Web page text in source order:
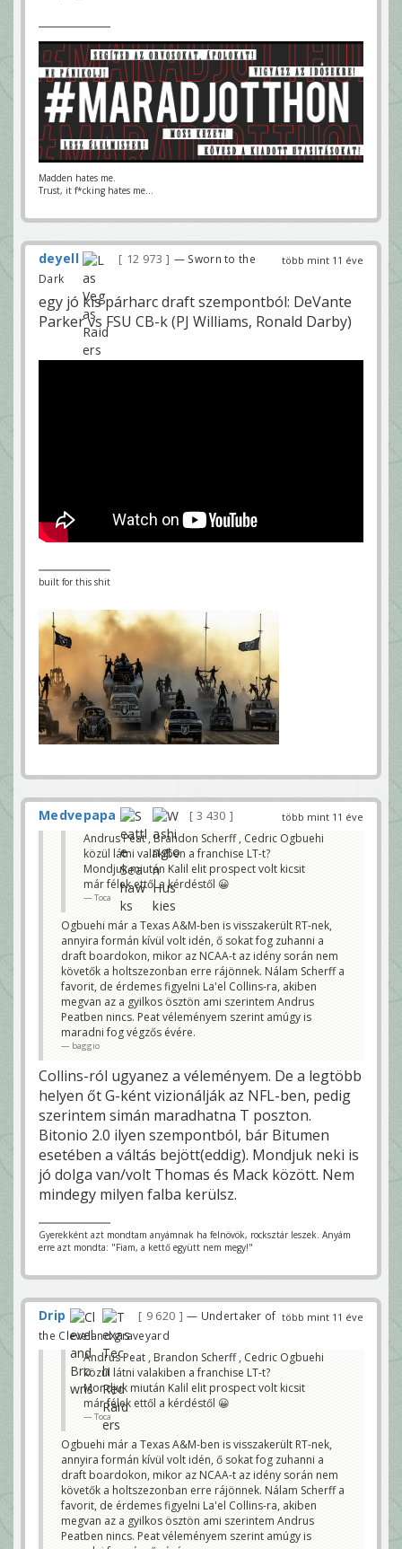
Madden hates me.
Trust, it f*cking hates me...
több mint 11 éve
deyell 12 973
— Sworn to the
Dark
egy jó kis párharc draft szempontból: DeVante
Parker vs FSU CB-k (PJ Williams, Ronald Darby)
built for this shit
több mint 11 éve
Medvepapa
3 430
Andrus Peat , Brandon Scherff , Cedric Ogbuehi
közül látni valakiben a franchise LT-t?
Mondjuk miután Kalil elit prospect volt kicsit
már félek ettől a kérdéstől 😀
Toca
Ogbuehi már a Texas A&M-ben is visszakerült RT-nek,
annyira formán kívül volt idén, ő sokat fog zuhanni a
draft boardokon, mikor az NCAA-t az idény során nem
követők a holtszezonban erre rájönnek. Nálam Scherff a
favorit, de érdemes figyelni La'el Collins-ra, akiben
megvan az a gyilkos ösztön ami szerintem Andrus
Peatben nincs. Peat véleményem szerint amúgy is
maradni fog végzős évére.
baggio
Collins-ról ugyanez a véleményem. De a legtöbb
helyen őt G-ként vizionálják az NFL-ben, pedig
szerintem simán maradhatna T poszton.
Bitonio 2.0 ilyen szempontból, bár Bitumen
esetében a váltás bejött(eddig). Mondjuk neki is
jó dolga van/volt Thomas és Mack között. Nem
mindegy milyen falba kerülsz.
Gyerekként azt mondtam anyámnak ha felnövök, rocksztár leszek. Anyám
erre azt mondta: "Fiam, a kettő együtt nem megy!"
több mint 11 éve
Drip 9 620
— Undertaker of
the Cleveland graveyard
Andrus Peat , Brandon Scherff , Cedric Ogbuehi
közül látni valakiben a franchise LT-t?
Mondjuk miután Kalil elit prospect volt kicsit
már félek ettől a kérdéstől 😀
Toca
Ogbuehi már a Texas A&M-ben is visszakerült RT-nek,
annyira formán kívül volt idén, ő sokat fog zuhanni a
draft boardokon, mikor az NCAA-t az idény során nem
követők a holtszezonban erre rájönnek. Nálam Scherff a
favorit, de érdemes figyelni La'el Collins-ra, akiben
megvan az a gyilkos ösztön ami szerintem Andrus
Peatben nincs. Peat véleményem szerint amúgy is